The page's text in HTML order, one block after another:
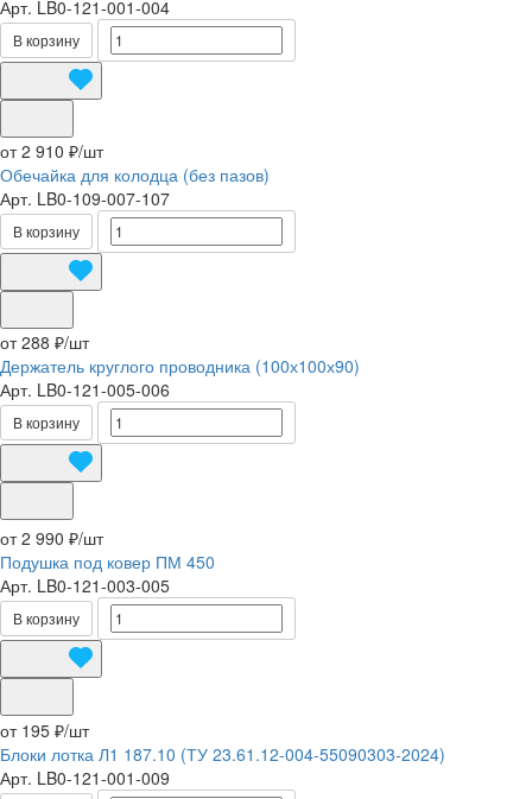
Арт. LB0-121-001-004
В корзину
от 2 910 ₽/шт
Обечайка для колодца (без пазов)
Арт. LB0-109-007-107
В корзину
от 288 ₽/шт
Держатель круглого проводника (100х100х90)
Арт. LB0-121-005-006
В корзину
от 2 990 ₽/шт
Подушка под ковер ПМ 450
Арт. LB0-121-003-005
В корзину
от 195 ₽/шт
Блоки лотка Л1 187.10 (ТУ 23.61.12-004-55090303-2024)
Арт. LB0-121-001-009